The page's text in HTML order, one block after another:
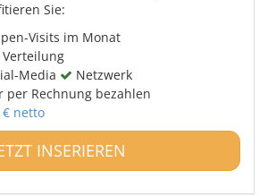
Sie:
Visits im Monat
Media
Netzwerk
Rechnung bezahlen
netto
INSERIEREN